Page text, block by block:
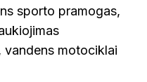
sporto pramogas,
vandens motociklai